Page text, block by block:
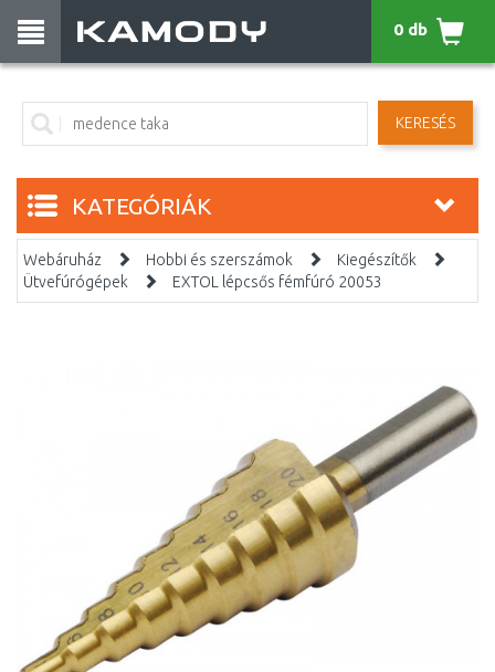
KERESÉS
0 db
KATEGÓRIÁK
Webáruház Hobbi és szerszámok
Kiegészítők
Ütvefúrógépek
EXTOL lépcsős fémfúró 20053